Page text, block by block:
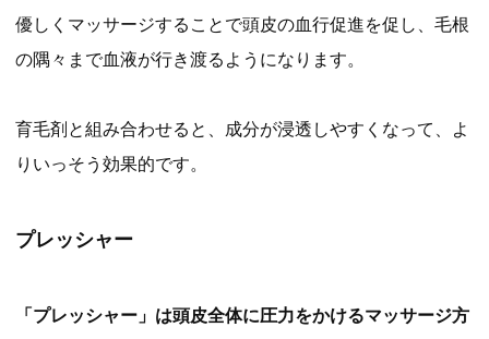
優しくマッサージすることで頭皮の血行促進を促し、毛根
の隅々まで血液が行き渡るようになります。
育毛剤と組み合わせると、成分が浸透しやすくなって、よ
りいっそう効果的です。
プレッシャー
「プレッシャー」は頭皮全体に圧力をかけるマッサージ方